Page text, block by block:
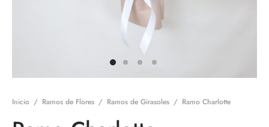
Inicio / Ramos de Flores / Ramos de Girasoles / Ramo Charlotte